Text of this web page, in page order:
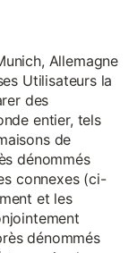
Allemagne
Utilisateurs la
des
entier, tels
de
dénommés
connexes (ci-
et les
dénommés